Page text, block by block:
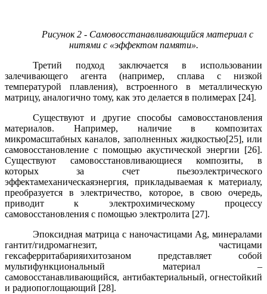
Рисунок 2 - Самовосстанавливающийся материал с
нитями с «эффектом памяти».
Третий подход заключается в использовании
залечивающего агента (например, сплава с низкой
температурой плавления), встроенного в металлическую
матрицу, аналогично тому, как это делается в полимерах [24].
Существуют и другие способы самовосстановления
материалов. Например, наличие в композитах
микромасштабных каналов, заполненных жидкостью[25], или
самовосстановление с помощью акустической энергии [26].
Существуют самовосстановливающиеся
композиты, в
которых за счет пьезоэлектрического
эффектамеханическаяэнергия, прикладываемая к материалу,
преобразуетсяв электричество, которое, в свою очередь,
приводит к электрохимическому процессу
самовосстановления с помощью электролита [27].
Эпоксидная матрица с наночастицами Ag,минералами
гантит/гидромагнезит, частицами
гексаферритабарияихитозаном представляет собой
мультифункциональный материал –
самовосстанавливающийся, антибактериальный, огнестойкий
и радиопоглощающий [28].